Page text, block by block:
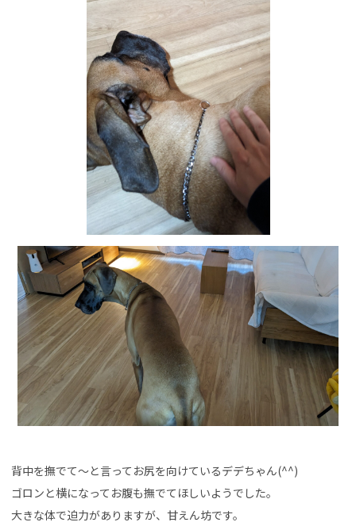
背中を撫でて～と言ってお尻を向けているデデちゃん(^^)
ゴロンと横になってお腹も撫でてほしいようでした。
大きな体で迫力がありますが、甘えん坊です。